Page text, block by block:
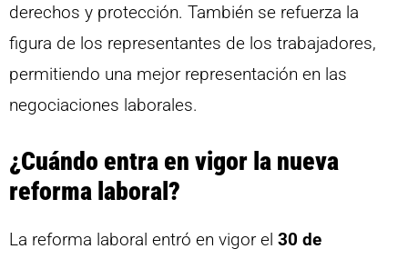
derechos y protección. También se refuerza la
figura de los representantes de los trabajadores,
permitiendo una mejor representación en las
negociaciones laborales.
¿Cuándo entra en vigor la nueva
reforma laboral?
La reforma laboral entró en vigor el 30 de